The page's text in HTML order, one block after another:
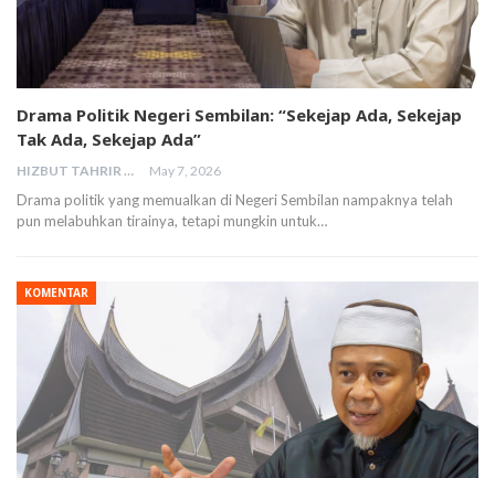
Drama Politik Negeri Sembilan: “Sekejap Ada, Sekejap
Tak Ada, Sekejap Ada”
HIZBUT TAHRIR MALAYSIA May 7, 2026
Drama politik yang memualkan di Negeri Sembilan nampaknya telah
pun melabuhkan tirainya, tetapi mungkin untuk…
KOMENTAR